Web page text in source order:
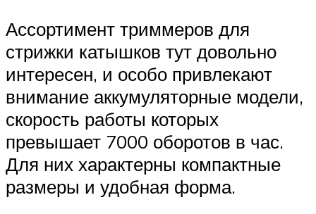
Ассортимент триммеров для
стрижки катышков тут довольно
интересен, и особо привлекают
внимание аккумуляторные модели,
скорость работы которых
превышает 7000 оборотов в час.
Для них характерны компактные
размеры и удобная форма.